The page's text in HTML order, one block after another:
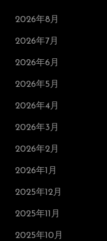
2026年8月
2026年7月
2026年6月
2026年5月
2026年4月
2026年3月
2026年2月
2026年1月
2025年12月
2025年11月
2025年10月